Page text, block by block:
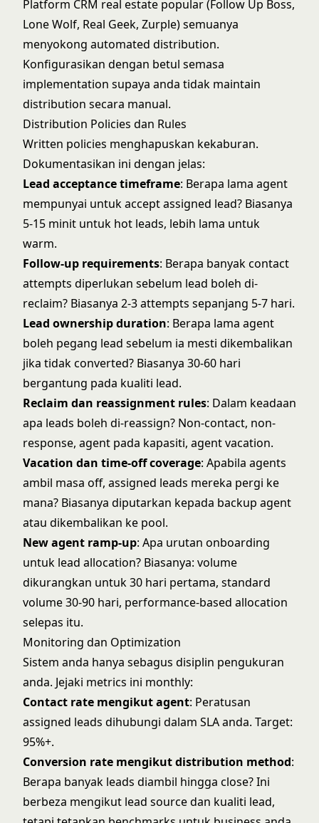
Platform CRM real estate popular (Follow Up Boss,
Lone Wolf, Real Geek, Zurple) semuanya
menyokong automated distribution.
Konfigurasikan dengan betul semasa
implementation supaya anda tidak maintain
distribution secara manual.
Distribution Policies dan Rules
Written policies menghapuskan kekaburan.
Dokumentasikan ini dengan jelas:
Lead acceptance timeframe: Berapa lama agent
mempunyai untuk accept assigned lead? Biasanya
5-15 minit untuk hot leads, lebih lama untuk
warm.
Follow-up requirements: Berapa banyak contact
attempts diperlukan sebelum lead boleh di-
reclaim? Biasanya 2-3 attempts sepanjang 5-7 hari.
Lead ownership duration: Berapa lama agent
boleh pegang lead sebelum ia mesti dikembalikan
jika tidak converted? Biasanya 30-60 hari
bergantung pada kualiti lead.
Reclaim dan reassignment rules: Dalam keadaan
apa leads boleh di-reassign? Non-contact, non-
response, agent pada kapasiti, agent vacation.
Vacation dan time-off coverage: Apabila agents
ambil masa off, assigned leads mereka pergi ke
mana? Biasanya diputarkan kepada backup agent
atau dikembalikan ke pool.
New agent ramp-up: Apa urutan onboarding
untuk lead allocation? Biasanya: volume
dikurangkan untuk 30 hari pertama, standard
volume 30-90 hari, performance-based allocation
selepas itu.
Monitoring dan Optimization
Sistem anda hanya sebagus disiplin pengukuran
anda. Jejaki metrics ini monthly:
Contact rate mengikut agent: Peratusan
assigned leads dihubungi dalam SLA anda. Target:
95%+.
Conversion rate mengikut distribution method:
Berapa banyak leads diambil hingga close? Ini
berbeza mengikut lead source dan kualiti lead,